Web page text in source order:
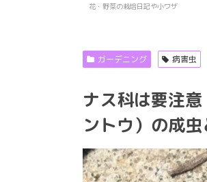
花・野菜の栽培日記や小ワザ
ガーデニング 病害虫
ナス科は要注
ントウ）の成